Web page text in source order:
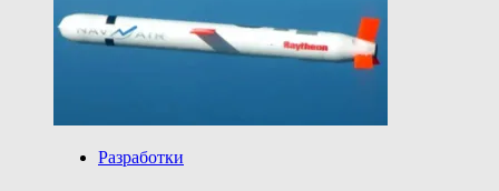
Разработки